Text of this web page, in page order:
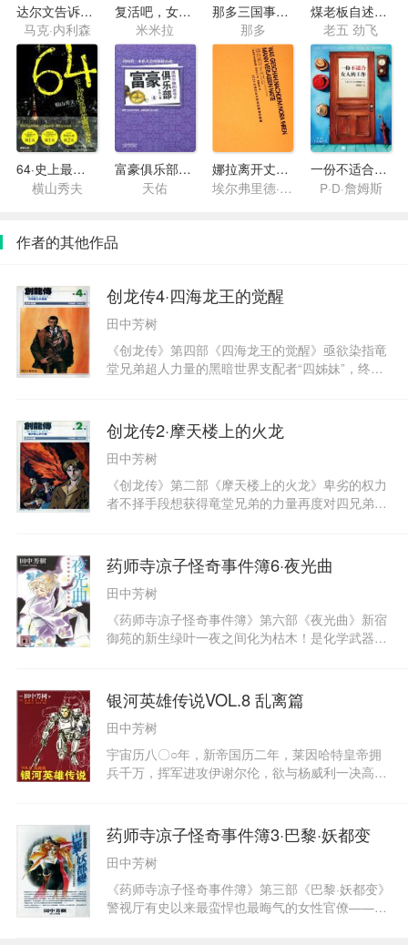
达尔文告诉你，为什么男人不坏女人不爱
马克·内利森
复活吧，女王陛下
米米拉
那多三国事件簿之乱起凤仪亭
那多
煤老板自述三十年·煤老板眼中的世道与人生
老五 劲飞
64·史上最凶恶绑架撕票事件
横山秀夫
富豪俱乐部4·退而不隐的老爷子
天佑
娜拉离开丈夫以后：耶利内克戏剧集
埃尔弗里德·耶利内克
一份不适合女人的工作
P·D·詹姆斯
作者的其他作品
创龙传4·四海龙王的觉醒
田中芳树
《创龙传》第四部《四海龙王的觉醒》亟欲染指竜
堂兄弟超人力量的黑暗世界支配者“四姊妹”，终于
长兄也化为龙身，与四姊妹的邪恶阴谋放手一战！
人类的最终战争也将在四色巨龙的威力下爆发﹗
创龙传2·摩天楼上的火龙
田中芳树
《创龙传》第二部《摩天楼上的火龙》卑劣的权力
者不择手段想获得竜堂兄弟的力量再度对四兄弟伸
宿都心在南海红龙王的烈焰中化为一片火海……田
中芳树的现代四海龙王传奇，第二卷堂堂登场！！
药师寺凉子怪奇事件簿6·夜光曲
田中芳树
《药师寺凉子怪奇事件簿》第六部《夜光曲》新宿
御苑的新生绿叶一夜之间化为枯木！是化学武器所
下泉田准一郎，竟遇上了食人萤火虫，挤满参观访
客而热闹不已的日本庭院顿时陷入惨状。这次是利
用生物武器所展开的攻击吗？都知事做出了「扑灭
萤火虫」的宣誓，却在紧急召开的记者会中遭到大
批鼠群的袭击。在一连串前所未闻的怪事里，暗地
里活跃的秘密社团──全达联，其真面目究竟
银河英雄传说VOL.8 乱离篇
田中芳树
宇宙历八〇○年，新帝国历二年，莱因哈特皇帝拥
兵千万，挥军进攻伊谢尔伦，欲与杨威利一决高
烈……双方都付出惨重的损失之后，莱因哈特终于
向杨威利发出停战和谈邀请，杨欣然赴约。蓄谋已
久的暗杀者将枪口对准了年仅三十三岁的杨威
利……
药师寺凉子怪奇事件簿3·巴黎·妖都变
田中芳树
《药师寺凉子怪奇事件簿》第三部《巴黎·妖都变》
警视厅有史以来最蛮悍也最晦气的女性官僚——药